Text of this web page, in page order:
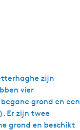
zijn
vier
grond en een
Er zijn twee
grond en beschikt